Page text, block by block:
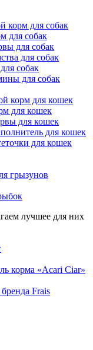
корм для собак
для собак
для собак
для собак
собак
для собак
корм для кошек
для кошек
для кошек
для кошек
для кошек
грызунов
корма «Acari Ciar»
Frais